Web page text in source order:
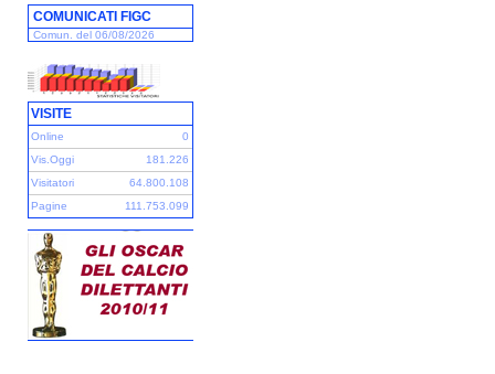
COMUNICATI FIGC
Comun. del 06/08/2026
VISITE
Online
0
Vis.Oggi
181.226
Visitatori
64.800.108
Pagine
111.753.099